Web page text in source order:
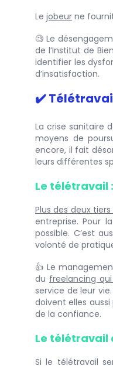
Le jobeur ne
🧐 Le
de l’Institut de
identifier les
d’insatisfaction.
✔️
La crise sanitaire
moyens de
encore, il fait
leurs différentes
Le télétravail
Plus des deux
entreprise. Pour
possible. C’est
volonté de
👍 Le
du freelancing
service de leur
doivent elles
de la confiance.
Le télétravail
Si le télétravail